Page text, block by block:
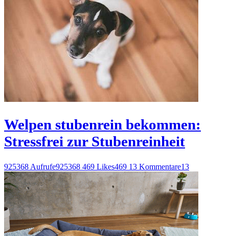
Welpen stubenrein bekommen:
Stressfrei zur Stubenreinheit
925368 Aufrufe925368 469 Likes469 13 Kommentare13